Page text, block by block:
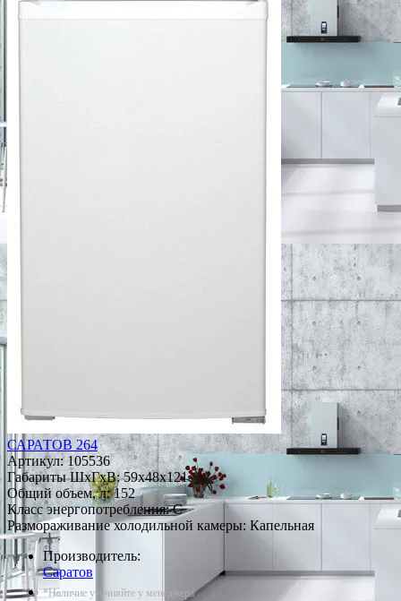
САРАТОВ 264
Артикул:105536
Габариты ШxГxВ: 59x48x121
Общий объем, л: 152
Класс энергопотребления: C
Размораживание холодильной камеры: Капельная
Производитель:
Саратов
*Наличие уточняйте у менеджера